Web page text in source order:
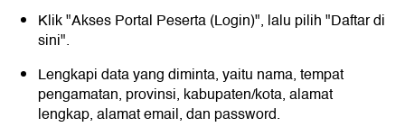
Klik "Akses Portal Peserta (Login)", lalu pilih "Daftar di
sini".
Lengkapi data yang diminta, yaitu nama, tempat
pengamatan, provinsi, kabupaten/kota, alamat
lengkap, alamat email, dan password.